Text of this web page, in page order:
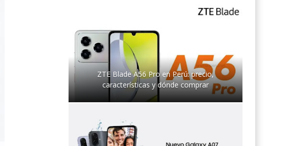
ZTE Blade A56 Pro en Perú: precio,
características y dónde comprar